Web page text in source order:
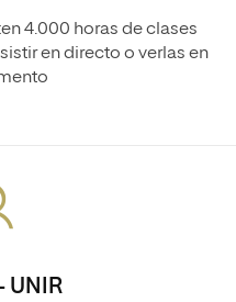
4.000 horas de clases
en directo o verlas en
UNIR